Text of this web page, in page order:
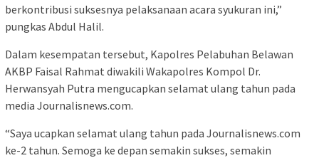
berkontribusi suksesnya pelaksanaan acara syukuran ini,”
pungkas Abdul Halil.
Dalam kesempatan tersebut, Kapolres Pelabuhan Belawan
AKBP Faisal Rahmat diwakili Wakapolres Kompol Dr.
Herwansyah Putra mengucapkan selamat ulang tahun pada
media Journalisnews.com.
“Saya ucapkan selamat ulang tahun pada Journalisnews.com
ke-2 tahun. Semoga ke depan semakin sukses, semakin